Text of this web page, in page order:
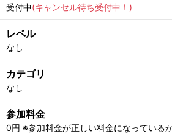
受付中(キャンセル待ち受付中！)
レベル
なし
カテゴリ
なし
参加料金
0円 ※参加料金が正しい料金になっている